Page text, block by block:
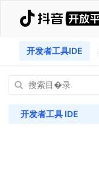
开发者工具IDE
开发者工具 IDE